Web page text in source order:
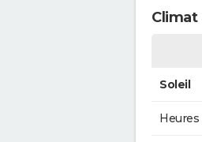
Climat
Soleil